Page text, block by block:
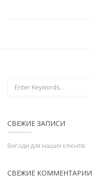
СВЕЖИЕ ЗАПИСИ
Вигоди для наших клієнтів
СВЕЖИЕ КОММЕНТАРИИ